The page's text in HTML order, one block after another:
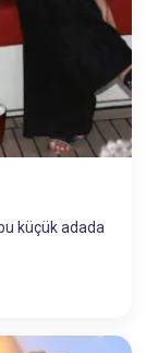
küçük adada